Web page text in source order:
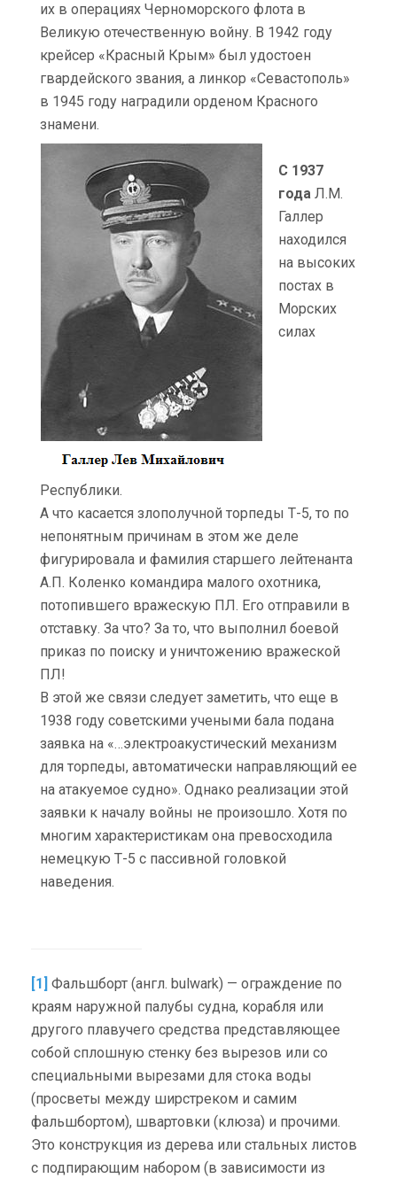
их в операциях Черноморского флота в
Великую отечественную войну. В 1942 году
крейсер «Красный Крым» был удостоен
гвардейского звания, а линкор «Севастополь»
в 1945 году наградили орденом Красного
знамени.
С 1937
года Л.М.
Галлер
находился
на высоких
постах в
Морских
силах
Республики.
А что касается злополучной торпеды Т-5, то по
непонятным причинам в этом же деле
фигурировала и фамилия старшего лейтенанта
А.П. Коленко командира малого охотника,
потопившего вражескую ПЛ. Его отправили в
отставку. За что? За то, что выполнил боевой
приказ по поиску и уничтожению вражеской
ПЛ!
В этой же связи следует заметить, что еще в
1938 году советскими учеными бала подана
заявка на «…электроакустический механизм
для торпеды, автоматически направляющий ее
на атакуемое судно». Однако реализации этой
заявки к началу войны не произошло. Хотя по
многим характеристикам она превосходила
немецкую Т-5 с пассивной головкой
наведения.
[1]
Фальшборт (англ. bulwark) — ограждение по
краям наружной палубы судна, корабля или
другого плавучего средства представляющее
собой сплошную стенку без вырезов или со
специальными вырезами для стока воды
(просветы между ширстреком и самим
фальшбортом), швартовки (клюза) и прочими.
Это конструкция из дерева или стальных листов
с подпирающим набором (в зависимости из